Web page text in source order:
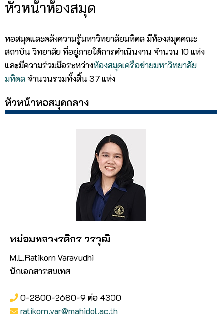
หัวหน้าห้องสมุด
หอสมุดและคลังความรู้มหาวิทยาลัยมหิดล มีห้องสมุดคณะ
สถาบัน วิทยาลัย ที่อยู่ภายใต้การดำเนินงาน จำนวน 10 แห่ง
และมีความร่วมมือระหว่างห้องสมุดเครือข่ายมหาวิทยาลัย
มหิดลจำนวนรวมทั้งสิ้น 37 แห่ง
หัวหน้าหอสมุดกลาง
หม่อมหลวงรติกร วรวุฒิ
M.L.Ratikorn Varavudhi
นักเอกสารสนเทศ
0-2800-2680-9 ต่อ 4300
ratikorn.var@mahidol.ac.th